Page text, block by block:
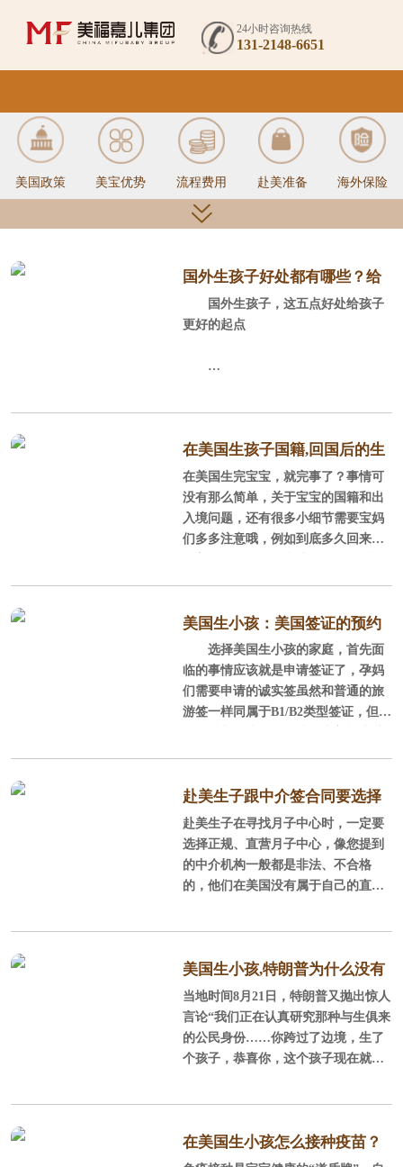
24小时咨询热线
131-2148-6651
美国政策 美宝优势 流程费用 赴美准备 海外保险
美国签证 月子中心 美国医疗 待产生活
国外生孩子好处都有哪些？给
孩子更好的起点！
国外生孩子，这五点好处给孩子
更好的起点
下美国生孩子的五大优势。
一、拿美国国籍
根据美国第十四条宪法款规定如
下：Section 1. All persons born or nat
zens of the United States and
在美国生孩子国籍,回国后的生
活会不会受到影响？
在美国生完宝宝，就完事了？事情可
没有那么简单，关于宝宝的国籍和出
入境问题，还有很多小细节需要宝妈
们多多注意哦，例如到底多久回来一
美国生小孩：美国签证的预约
流程是什么
选择美国生小孩的家庭，首先面
临的事情应该就是申请签证了，孕妈
们需要申请的诚实签虽然和普通的旅
游签一样同属于B1/B2类型签证，但审
美国签证预约流程​如下所示：
首先是如何预约美国签证，那我
就假定申请人已经在 https://ceac.stat
1、到 https://cgifederal
赴美生子跟中介签合同要选择
正规、直营月子中心
赴美生子在寻找月子中心时，一定要
选择正规、直营月子中心，像您提到
的中介机构一般都是非法、不合格
的，他们在美国没有属于自己的直营
可以向中介机构提出申请并进行协
商，看看他们会给您什么样的回复。
黑中介往往不会以孕妈们的利益为
首，像后期维权什么的几乎没有保
障，他们不仅态度强硬，变脸和翻书
务表述模棱两可，这就回到你之前提
到的问
美国生小孩,特朗普为什么没有
权利取消出生公民权 ？
当地时间8月21日，特朗普又抛出惊人
言论“我们正在认真研究那种与生俱来
的公民身份……你跨过了边境，生了
个孩子，恭喜你，这个孩子现在就是
取消出生公民权？他有可能达成目的
吗？
在美国生小孩怎么接种疫苗？